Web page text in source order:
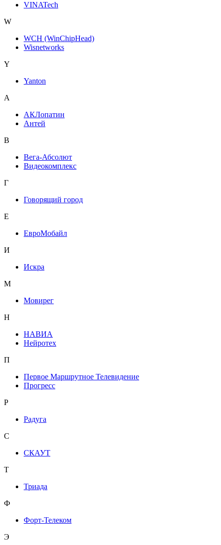
VINATech
W
WCH (WinChipHead)
Wisnetworks
Y
Yanton
А
АКЛопатин
Антей
В
Вега-Абсолют
Видеокомплекс
Г
Говорящий город
Е
ЕвроМобайл
И
Искра
М
Мовирег
Н
НАВИА
Нейротех
П
Первое Маршрутное Телевидение
Прогресс
Р
Радуга
С
СКАУТ
Т
Триада
Ф
Форт-Телеком
Э